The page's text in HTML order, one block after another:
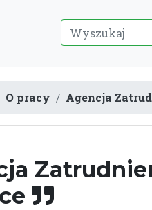
O pracy Agencja